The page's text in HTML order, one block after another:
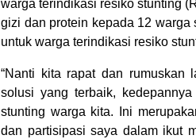
warga terindikasi resiko stunting
gizi dan protein kepada 12
untuk warga terindikasi resiko
“Nanti kita rapat dan rumuskan
solusi yang terbaik,
stunting warga kita. Ini
dan partisipasi saya dalam ikut